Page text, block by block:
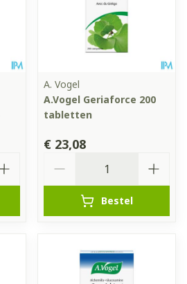
A. Vogel
A.Vogel Geriaforce 200
tabletten
€ 23,08
Bestel